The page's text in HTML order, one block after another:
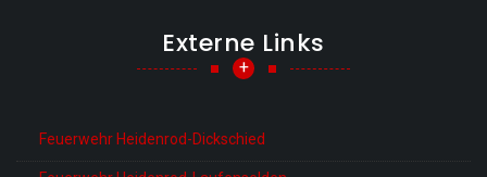
Externe Links
+
Feuerwehr Heidenrod-Dickschied